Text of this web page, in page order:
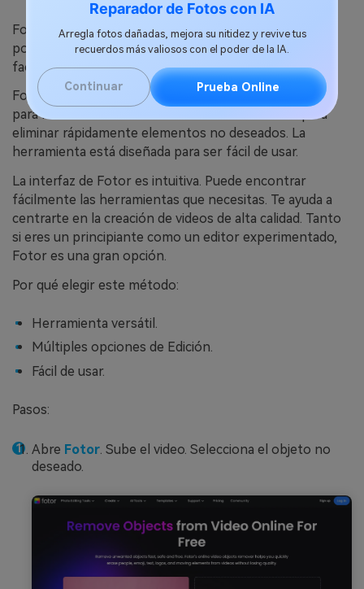
Reparador de Fotos con IA
Arregla fotos dañadas, mejora su nitidez y revive tus
recuerdos más valiosos con el poder de la IA.
Continuar Prueba Online
Fotor es versátil. Es una herramienta de Edición muy
popular. Fotor puede borrar cosas del video con
facilidad. Esta herramienta es eficiente y eficaz.
Fotor ofrece varias opciones de Edición. Es adecuado
para muchas tareas diferentes. Puedes utilizarlo para
eliminar rápidamente elementos no deseados. La
herramienta está diseñada para ser fácil de usar.
La interfaz de Fotor es intuitiva. Puede encontrar
fácilmente las herramientas que necesitas. Te ayuda a
centrarte en la creación de videos de alta calidad. Tanto
si eres un principiante como un editor experimentado,
Fotor es una gran opción.
Por qué elegir este método:
Herramienta versátil.
Múltiples opciones de Edición.
Fácil de usar.
Pasos:
Abre Fotor. Sube el video. Selecciona el objeto no
deseado.